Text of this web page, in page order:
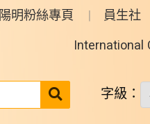
陽明粉絲專頁 員生社
International
送出 字級：